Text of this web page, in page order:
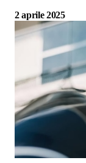
2 aprile 2025